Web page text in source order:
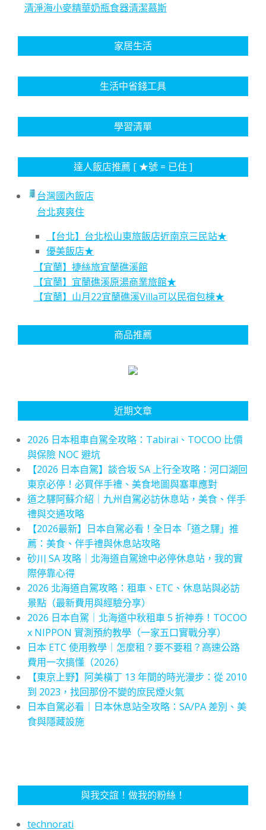
清淨海小麥精華奶瓶食器清潔慕斯
家居生活
生活中省錢工具
學習清單
達人飯店推薦 [ ★號 = 已住 ]
台灣國內飯店
台北爽爽住
【台北】台北松山東旅飯店近南京三民站★
優美飯店★
【宜蘭】捷絲旅宜蘭礁溪館
【宜蘭】宜蘭礁溪原湯商業旅館★
【宜蘭】山月22宜蘭礁溪Villa可以民宿包棟★
商品推薦
近期文章
2026 日本租車自駕全攻略：Tabirai、TOCOO 比價
與保險 NOC 避坑
【2026 日本自駕】談合坂 SA 上行全攻略：河口湖回
東京必停！必買伴手禮、美食地圖與塞車應對
道之驛阿蘇介紹｜九州自駕必訪休息站，美食、伴手
禮與交通攻略
【2026最新】日本自駕必看！全日本「道之驛」推
薦：美食、伴手禮與休息站攻略
砂川 SA 攻略｜北海道自駕途中必停休息站，我的實
際停靠心得
2026 北海道自駕攻略：租車、ETC、休息站與必訪
景點（最新費用與經驗分享）
2026 日本自駕｜北海道中秋租車 5 折神券！TOCOO
x NIPPON 實測預約教學（一家五口實戰分享）
日本 ETC 使用教學｜怎麼租？要不要租？高速公路
費用一次搞懂（2026）
【東京上野】阿美橫丁 13 年間的時光漫步：從 2010
到 2023，找回那份不變的庶民煙火氣
日本自駕必看｜日本休息站全攻略：SA/PA 差別、美
食與隱藏設施
與我交誼！做我的粉絲！
technorati